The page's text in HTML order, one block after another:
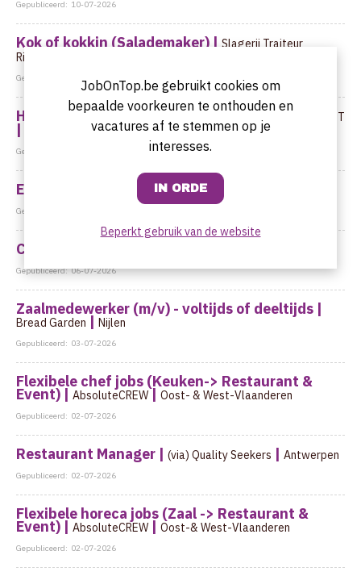
Gepubliceerd: 10-07-2026
Kok of kokkin (Salademaker) | Slagerij Traiteur
Rijmenants
Gepubliceerd: 08-07-2026
Hospitaliy Hero - Front Office Receptionist | YUST
|
Gepubliceerd:
Ervaren flexi keuken | Park West
Gepubliceerd:
Chef de Partie |
Gepubliceerd:06-07-2026
Zaalmedewerker (m/v) - voltijds of deeltijds |
Bread Garden | Nijlen
Gepubliceerd: 03-07-2026
Flexibele chef jobs (Keuken-> Restaurant &
Event) | AbsoluteCREW| Oost- & West-Vlaanderen
Gepubliceerd: 02-07-2026
Restaurant Manager | (via) Quality Seekers | Antwerpen
Gepubliceerd: 02-07-2026
Flexibele horeca jobs (Zaal -> Restaurant &
Event) | AbsoluteCREW | Oost-& West-Vlaanderen
Gepubliceerd: 02-07-2026
JobOnTop.be gebruikt cookies om
bepaalde voorkeuren te onthouden en
vacatures af te stemmen op je
interesses.
Beperkt gebruik van de website